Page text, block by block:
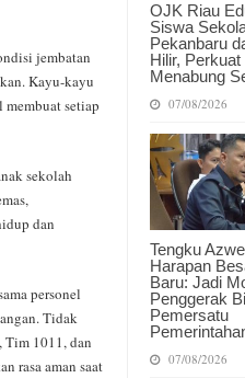
OJK Riau
Siswa
Pekanbaru
Hilir,
Menabung
07/08/2026
Tengku
Harapan
Baru: Jadi
Penggerak
Pemersatu
07/08/2026
jembatan
Kayu-kayu
setiap
sekolah
dan
personel
Tidak
Tim 1011, dan
rasa aman saat